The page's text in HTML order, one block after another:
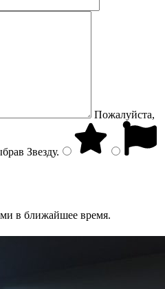
Пожалуйста,
Звезду.
в ближайшее время.